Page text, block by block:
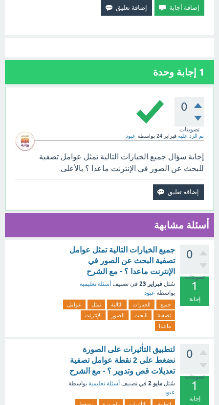
1 إجابة وحدة
0
تصويتات
تم الرد عليه فبراير 24 بواسطة عبود
إجابة سؤال جميع الخيارات التالية تمثل عوامل تصفية
للبحث عن الصور في الإنترنت ماعدا ؟ بالأعلى.
أسئلة مشابهة
0
تصويتات
1
إجابة
جميع الخيارات التالية تمثل عوامل
تصفية البحث عن الصور في
الإنترنت ماعدا ؟ - مع الشرح
سُئل فبراير 23 في تصنيف أسئلة تعليمية
بواسطة عبود
جميع الخيارات التالية تمثل
عوامل
تصفية
البحث الصور
الإنترنت
ماعدا
0
تصويتات
1
إجابة
لتطبيق التأثيرات على الصورة
نضغط على 2 نقطة عوامل تصفية
تعديلات قص وتدوير ؟ - مع الشرح
سُئل مايو 2 في تصنيف أسئلة تعليمية بواسطة
عبود